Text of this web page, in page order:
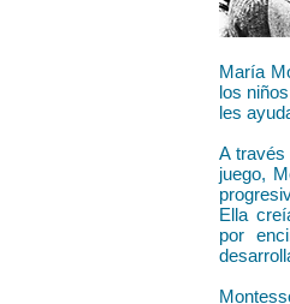
María
los
les
A
juego,
Ella
por